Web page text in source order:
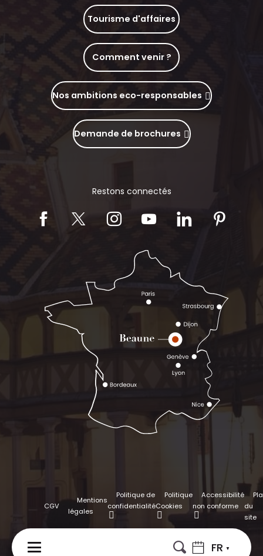
FR
Tourisme d'affaires
Comment venir ?
Nos ambitions eco-responsables
Demande de brochures
Restons connectés
CGV
Mentions
légales
Politique de
confidentialité
Politique
Cookies
Accessibilité
non conforme
du
site